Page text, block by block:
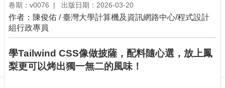
計
中
首
聯
絡
卷期：v0076 出版日期：2026-03-20
作者：陳俊佑 / 臺灣大學計算機及資訊網路中心/程式設計
組行政專員
學Tailwind CSS像做披薩，配料隨心選，放上鳳
梨更可以烤出獨一無二的風味！